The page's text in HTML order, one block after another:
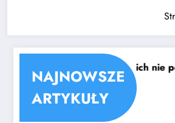
NAJNOWSZE
ARTYKUŁY
w Poznaniu: zima ich nie